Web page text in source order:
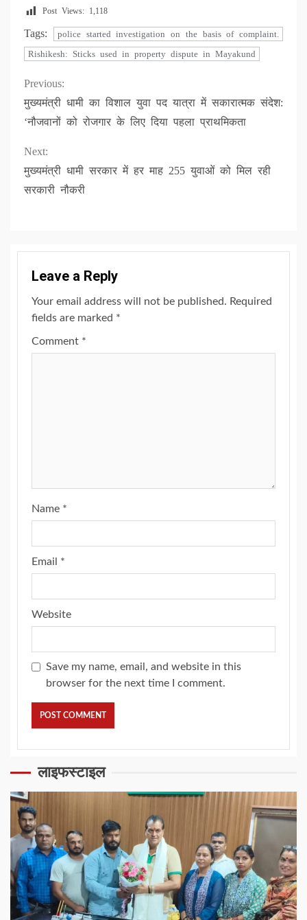
Post Views: 1,118
Tags:
police started investigation on the basis of complaint.
Rishikesh: Sticks used in property dispute in Mayakund
Continue
Reading
Previous:
मुख्यमंत्री धामी का विशाल युवा पद यात्रा में सकारात्मक संदेश:
‘नौजवानों को रोजगार के लिए दिया पहला प्राथमिकता
Next:
मुख्यमंत्री धामी सरकार में हर माह 255 युवाओं को मिल रही
सरकारी नौकरी
Leave a Reply
Your email address will not be published. Required
fields are marked *
Comment *
Name *
Email *
Website
Save my name, email, and website in this
browser for the next time I comment.
लाइफस्टाइल